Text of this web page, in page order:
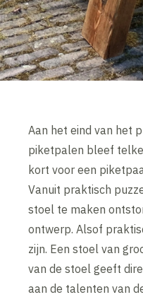
Aan het eind van het
piketpalen bleef
kort voor een
Vanuit praktisch
stoel te maken
ontwerp. Alsof
zijn. Een stoel van
van de stoel geeft
aan de talenten van